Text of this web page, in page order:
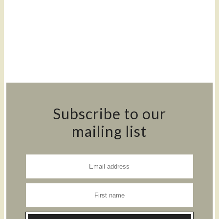
Subscribe to our
mailing list